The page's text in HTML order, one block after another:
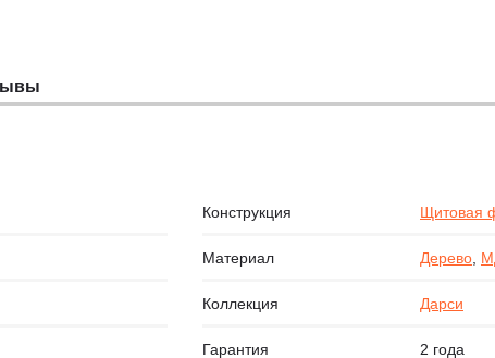
Конструкция Щитовая
Материал Дерево,
Коллекция Дарси
Гарантия 2 года